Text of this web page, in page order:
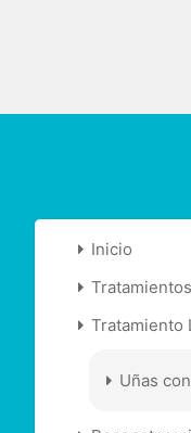
Inicio
Tratamiento
Uñas